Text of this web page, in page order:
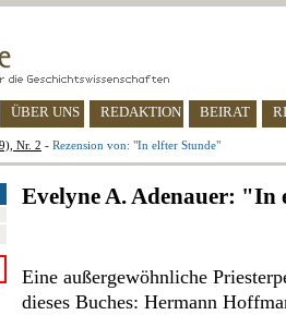
ÜBER UNS REDAKTION BEIRAT
Nr. 2 - Rezension von: "In elfter Stunde"
Evelyne A. Adenauer: "In
Eine außergewöhnliche
dieses Buches: Hermann